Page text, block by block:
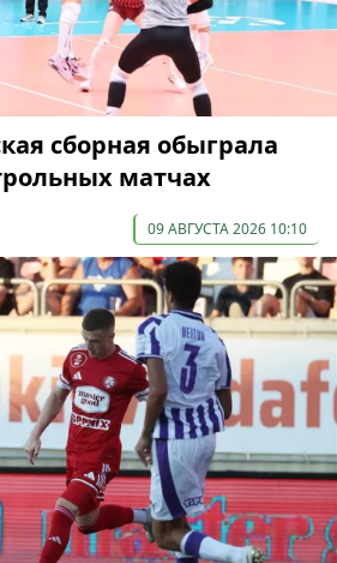
сборная обыграла
матчах
09 АВГУСТА 2026 10:10